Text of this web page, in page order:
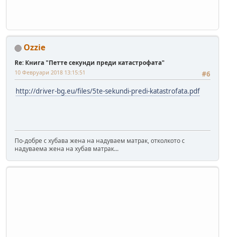
Ozzie
Re: Книга "Петте секунди преди катастрофата"
#6
10 Февруари 2018 13:15:51
http://driver-bg.eu/files/5te-sekundi-predi-katastrofata.pdf
По-добре с хубава жена на надуваем матрак, отколкото с
надуваема жена на хубав матрак...